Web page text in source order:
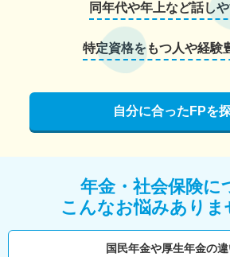
同年代や年上など話し
特定資格をもつ人や経験
自分に合ったFPを
年金・社会保険に
こんなお悩みありま
国民年金や厚生年金の